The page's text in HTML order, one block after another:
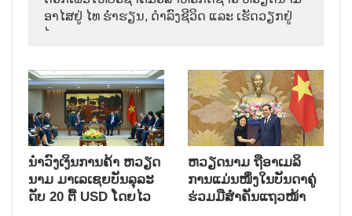
ອາ​ໄສ​ຢູ່ ໄທ ຮ່ຳ​ຮຽນ, ດຳ​ລົງ​ຊີ​ວິດ ແລະ ເຮັດ​ວຽກ​ຢູ່​
ໄທ.
ນຳ​ວົງ​ເງິນ​ການ​ຄ້າ ຫວຽດ​
ນາມ ມາ​ເລ​ເຊຍ​ບັນ​ລຸ​ລະ​
ດັບ 20 ຕື້ USD ໂດຍ​ໄວ
ຫ​ວຽດ​ນາມ ຖື​ອາ​ເມ​ລິ​
ການ​ແມ່ນ​ໜຶ່ງ​ໃນ​ບັນ​ດາ​ຄູ່​
ຮ່ວມ​ມື​ສຳ​ຄັນ​ແຖວ​ໜ້າ